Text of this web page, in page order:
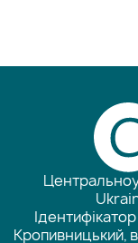
Кропивницький,